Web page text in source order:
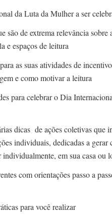
da Luta da Mulher a ser
são de extrema relevância
e espaços de leitura
as suas atividades de
e como motivar a leitura
para celebrar o Dia
dicas de ações coletivas que
individuais, dedicadas a gerar
em sua casa ou
com orientações passo a
para você realizar